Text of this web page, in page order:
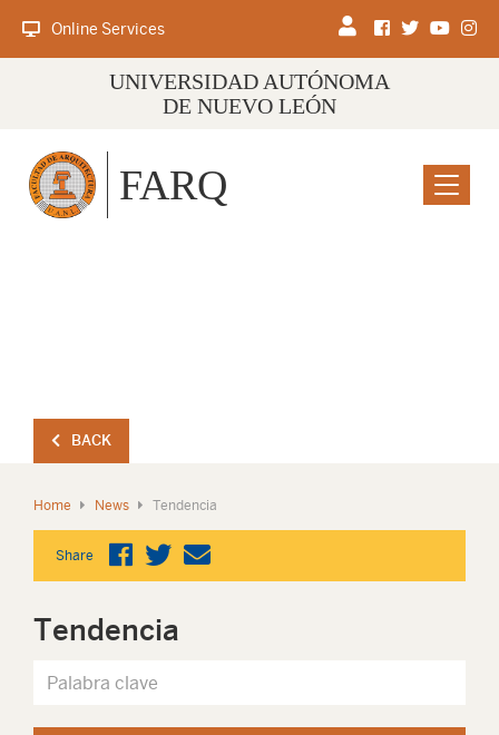
Online Services
UNIVERSIDAD AUTÓNOMA
DE NUEVO LEÓN
Menu
FARQ
BACK
Home News Tendencia
Share
Tendencia